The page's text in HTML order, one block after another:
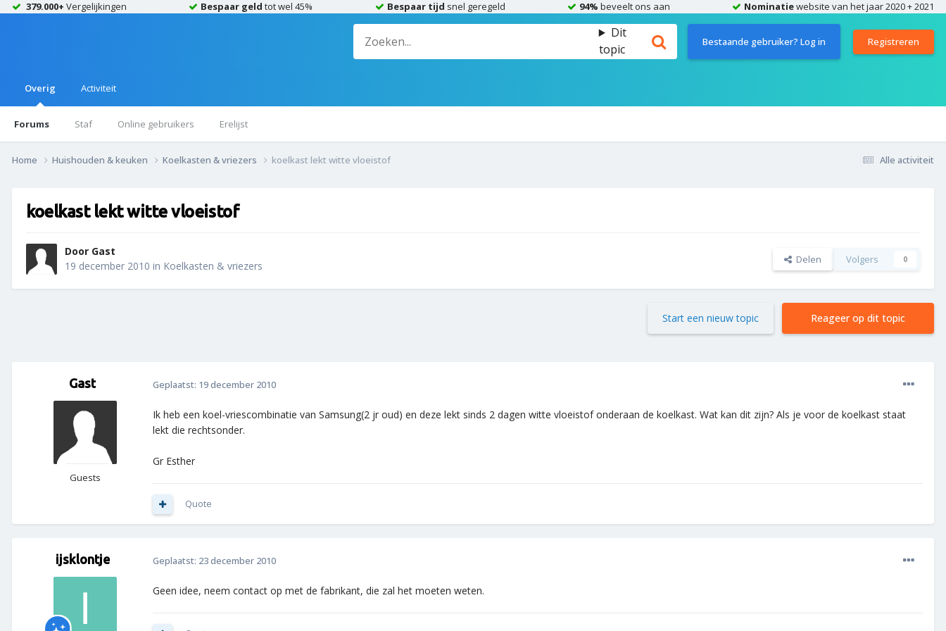
379.000+ Vergelijkingen Bespaar geld tot wel 45% Bespaar tijd snel geregeld 94% beveelt ons aan Nominatiewebsite van het jaar 2020 + 2021
Dit
topic
Bestaande gebruiker? Log in Registreren
Overig
Forums Staf Online gebruikers Erelijst
Activiteit
Alle activiteit
Home Huishouden & keuken Koelkasten & vriezers koelkast lekt witte vloeistof
koelkast lekt witte vloeistof
Door Gast
19 december 2010 in Koelkasten & vriezers Delen Volgers 0
Reageer op dit topic
Start een nieuw topic
Gast
Guests
Geplaatst: 19 december 2010
Ik heb een koel-vriescombinatie van Samsung(2 jr oud) en deze lekt sinds 2 dagen witte vloeistof onderaan de koelkast. Wat kan dit zijn? Als je voor de koelkast staat
lekt die rechtsonder.
Gr Esther
Quote
ijsklontje Geplaatst: 23 december 2010
Geen idee, neem contact op met de fabrikant, die zal het moeten weten.